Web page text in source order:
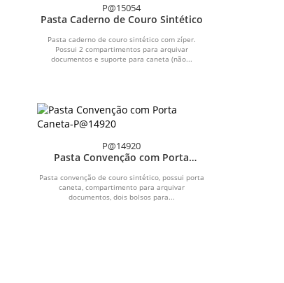
P@15054
Pasta Caderno de Couro Sintético
Pasta caderno de couro sintético com zíper.
Possui 2 compartimentos para arquivar
documentos e suporte para caneta (não...
P@14920
Pasta Convenção com Porta
Pasta convenção de couro sintético, possui porta
caneta, compartimento para arquivar
documentos, dois bolsos para...